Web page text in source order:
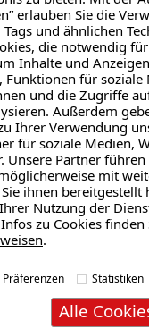
erlauben Sie die
Tags und ähnlichen
die notwendig
Inhalte und
Funktionen für soziale
und die Zugriffe
Außerdem
Ihrer Verwendung
für soziale Medien,
Unsere Partner führen
mit
ihnen bereitgestellt
Nutzung der
zu Cookies finden
.
Präferenzen Statistiken
Alle
Prozess, der – je
ursprünglichem
– bis zu zwei
als
von ISOTEC
hochwertig
geprüft -
nur Systeme zum
entsprechen. Die
erfolgt
„Sofort-